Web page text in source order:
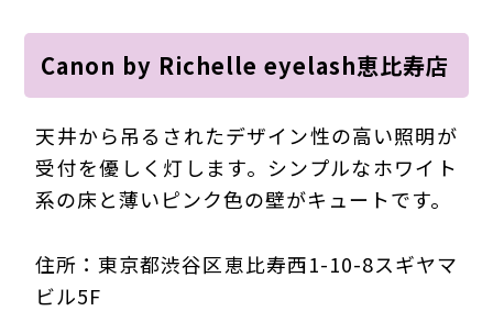
Canon by Richelle eyelash恵比寿店
天井から吊るされたデザイン性の高い照明が
受付を優しく灯します。シンプルなホワイト
系の床と薄いピンク色の壁がキュートです。
住所：東京都渋谷区恵比寿西1-10-8スギヤマ
ビル5F